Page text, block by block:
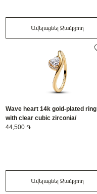
Ավելացնել Զամբյուղ
Wave heart 14k gold-plated ring
with clear cubic zirconia/
163660C01-56
44,500 ֏
Ավելացնել Զամբյուղ